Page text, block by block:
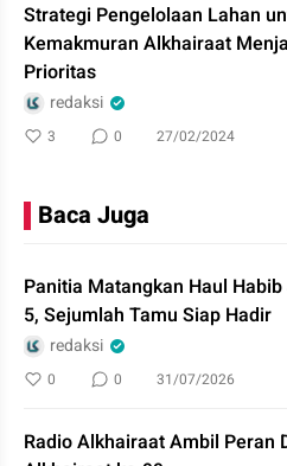
Strategi Pengelolaan Lahan
Kemakmuran Alkhairaat
Prioritas
redaksi
3 0 27/02/2024
Baca Juga
Panitia Matangkan Haul
5, Sejumlah Tamu Siap Hadir
redaksi
0 0 31/07/2026
Radio Alkhairaat Ambil Peran